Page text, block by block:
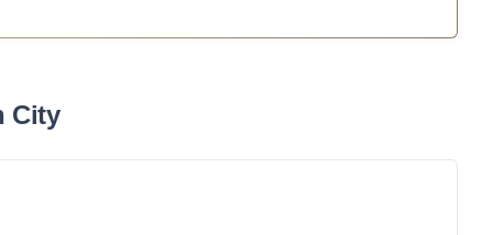
City